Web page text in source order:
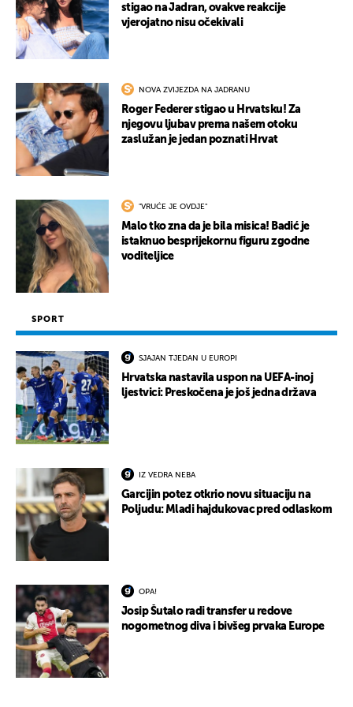
stigao na Jadran, ovakve reakcije
vjerojatno nisu očekivali
NOVA ZVIJEZDA NA JADRANU
Roger Federer stigao u Hrvatsku! Za
njegovu ljubav prema našem otoku
zaslužan je jedan poznati Hrvat
"VRUĆE JE OVDJE"
Malo tko zna da je bila misica! Badić je
istaknuo besprijekornu figuru zgodne
voditeljice
SPORT
SJAJAN TJEDAN U EUROPI
Hrvatska nastavila uspon na UEFA-inoj
ljestvici: Preskočena je još jedna država
IZ VEDRA NEBA
Garcijin potez otkrio novu situaciju na
Poljudu: Mladi hajdukovac pred odlaskom
OPA!
Josip Šutalo radi transfer u redove
nogometnog diva i bivšeg prvaka Europe